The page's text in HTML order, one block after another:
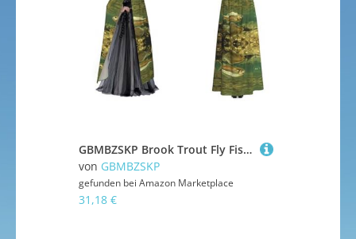
GBMBZSKP Brook Trout Fly Fishing, Halloween-Kapuzenumhang, Maskerade, Party, Cosplay, Kostüme, Ostern, Unisex, Vampir-Hexenumhang für Erwachsene
von GBMBZSKP
gefunden bei Amazon Marketplace
31,18 €